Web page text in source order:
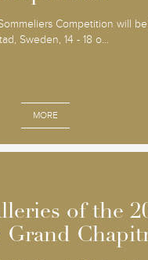
Competition will
Sweden, 14 - 18 o...
MORE
of the
Grand
of the
Grand